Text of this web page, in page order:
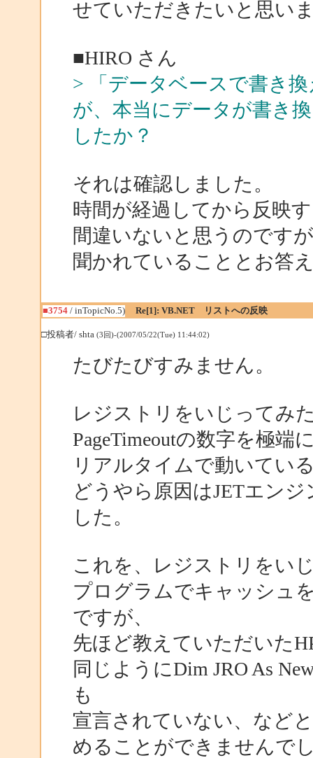
せていただきたいと思い
■HIRO さん
> 「データベースで書き
が、本当にデータが書き
したか？
それは確認しました。
時間が経過してから反映
間違いないと思うのです
聞かれていることとお答
■3754/ inTopicNo.5) Re[1]: VB.NET リストへの反映
□投稿者/ shta (3回)-(2007/05/22(Tue) 11:44:02)
たびたびすみません。
レジストリをいじってみ
PageTimeoutの数字を極端
リアルタイムで動いてい
どうやら原因はJETエン
した。
これを、レジストリをい
プログラムでキャッシュ
ですが、
先ほど教えていただいた
同じようにDim JRO As
も
宣言されていない、など
めることができませんで